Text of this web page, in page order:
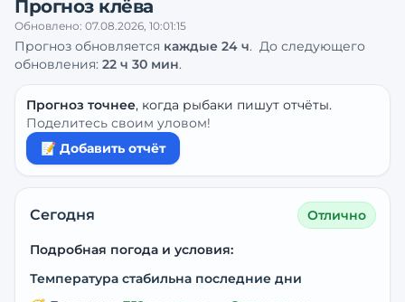
Прогноз клёва
Обновлено: 07.08.2026, 10:01:15
Прогноз обновляется каждые 24 ч. До следующего
обновления: 22 ч 30 мин.
Прогноз точнее, когда рыбаки пишут отчёты.
Поделитесь своим уловом!
📝 Добавить отчёт
Сегодня Отлично
Подробная погода и условия:
Температура стабильна последние дни